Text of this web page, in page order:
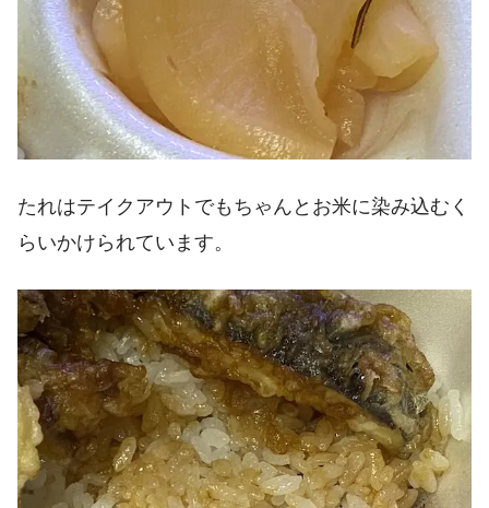
たれはテイクアウトでもちゃんとお米に染み込むく
らいかけられています。